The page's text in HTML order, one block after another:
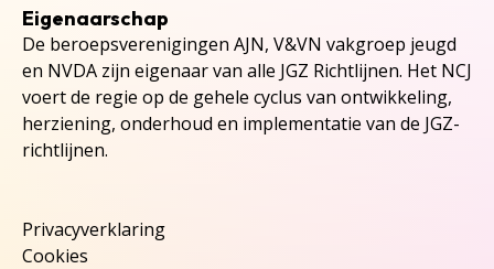
Eigenaarschap
De beroepsverenigingen AJN, V&VN vakgroep jeugd
en NVDA zijn eigenaar van alle JGZ Richtlijnen. Het NCJ
voert de regie op de gehele cyclus van ontwikkeling,
herziening, onderhoud en implementatie van de JGZ-
richtlijnen.
Privacyverklaring
Cookies